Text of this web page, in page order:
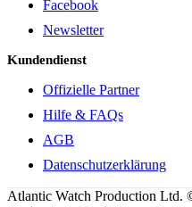
Facebook
Newsletter
Kundendienst
Offizielle Partner
Hilfe & FAQs
AGB
Datenschutzerklärung
Atlantic Watch Production Ltd.